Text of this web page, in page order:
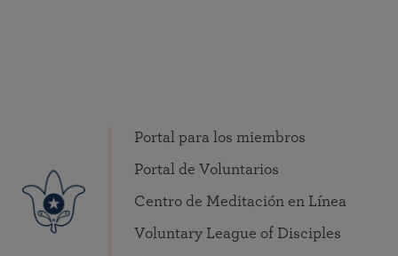
Portal para los miembros
Portal de Voluntarios
Centro de Meditación en Línea
Voluntary League of Disciples